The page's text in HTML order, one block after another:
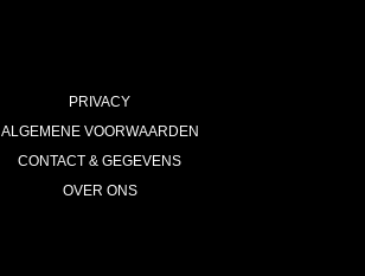
PRIVACY
ALGEMENE VOORWAARDEN
CONTACT & GEGEVENS
OVER ONS